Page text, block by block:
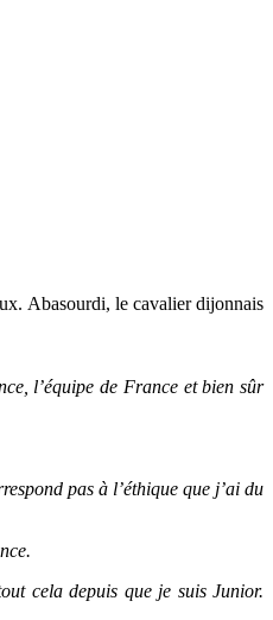
Abasourdi, le cavalier dijonnais
l’équipe de France et bien sûr
pas à l’éthique que j’ai du
cela depuis que je suis Junior.